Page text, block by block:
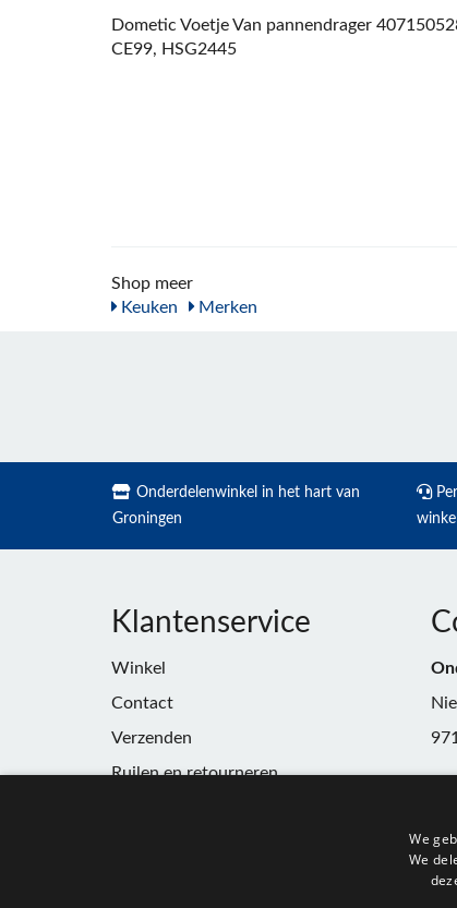
Dometic Voetje Van pannendrager
CE99, HSG2445
Shop meer
Keuken
Merken
Onderdelenwinkel in het hart van
Groningen
winkel
Klantenservice
Winkel
Contact
Verzenden
Ruilen en retourneren
We
We